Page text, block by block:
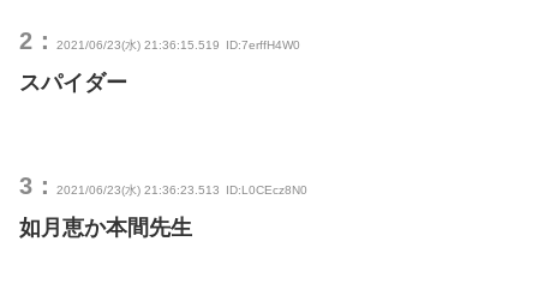
2： 2021/06/23(水) 21:36:15.519 ID:7erffH4W0
スパイダー
3： 2021/06/23(水) 21:36:23.513 ID:L0CEcz8N0
如月恵か本間先生